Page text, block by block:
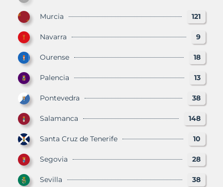
Murcia 121
Navarra 9
Ourense 18
Palencia 13
Pontevedra 38
Salamanca 148
Santa Cruz de Tenerife 10
Segovia 28
Sevilla 38